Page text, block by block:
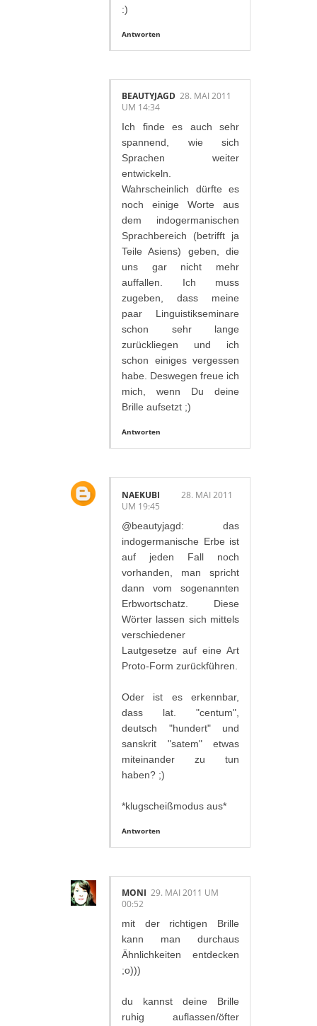
:)
Antworten
BEAUTYJAGD 28. MAI 2011
UM 14:34
Ich finde es auch sehr
spannend, wie sich
Sprachen weiter
entwickeln.
Wahrscheinlich dürfte es
noch einige Worte aus
dem indogermanischen
Sprachbereich (betrifft ja
Teile Asiens) geben, die
uns gar nicht mehr
auffallen. Ich muss
zugeben, dass meine
paar Linguistikseminare
schon sehr lange
zurückliegen und ich
schon einiges vergessen
habe. Deswegen freue ich
mich, wenn Du deine
Brille aufsetzt ;)
Antworten
NAEKUBI
28. MAI 2011
UM 19:45
@beautyjagd: das
indogermanische Erbe ist
auf jeden Fall noch
vorhanden, man spricht
dann vom sogenannten
Erbwortschatz. Diese
Wörter lassen sich mittels
verschiedener
Lautgesetze auf eine Art
Proto-Form zurückführen.
Oder ist es erkennbar,
dass lat. "centum",
deutsch "hundert" und
sanskrit "satem" etwas
miteinander zu tun
haben? ;)
*klugscheißmodus aus*
Antworten
MONI 29. MAI 2011 UM
00:52
mit der richtigen Brille
kann man durchaus
Ähnlichkeiten entdecken
;o)))
du kannst deine Brille
ruhig auflassen/öfter